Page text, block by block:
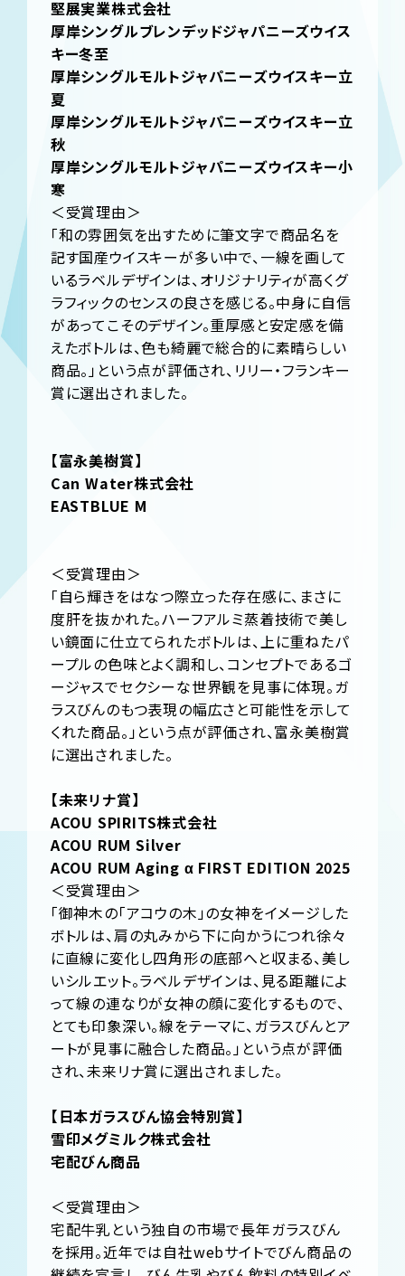
堅展実業株式会社
厚岸シングルブレンデッドジャパニーズウイス
キー冬至
厚岸シングルモルトジャパニーズウイスキー立
夏
厚岸シングルモルトジャパニーズウイスキー立
秋
厚岸シングルモルトジャパニーズウイスキー小
寒
＜受賞理由＞
「和の雰囲気を出すために筆文字で商品名を
記す国産ウイスキーが多い中で、一線を画して
いるラベルデザインは、オリジナリティが高くグ
ラフィックのセンスの良さを感じる。中身に自信
があってこそのデザイン。重厚感と安定感を備
えたボトルは、色も綺麗で総合的に素晴らしい
商品。」という点が評価され、リリー・フランキー
賞に選出されました。
【富永美樹賞】
Can Water株式会社
EASTBLUE M
＜受賞理由＞
「自ら輝きをはなつ際立った存在感に、まさに
度肝を抜かれた。ハーフアルミ蒸着技術で美し
い鏡面に仕立てられたボトルは、上に重ねたパ
ープルの色味とよく調和し、コンセプトであるゴ
ージャスでセクシーな世界観を見事に体現。ガ
ラスびんのもつ表現の幅広さと可能性を示して
くれた商品。」という点が評価され、富永美樹賞
に選出されました。
【未来リナ賞】
ACOU SPIRITS株式会社
ACOU RUM Silver
ACOU RUM Aging α FIRST EDITION 2025
＜受賞理由＞
「御神木の「アコウの木」の女神をイメージした
ボトルは、肩の丸みから下に向かうにつれ徐々
に直線に変化し四角形の底部へと収まる、美し
いシルエット。ラベルデザインは、見る距離によ
って線の連なりが女神の顔に変化するもので、
とても印象深い。線をテーマに、ガラスびんとア
ートが見事に融合した商品。」という点が評価
され、未来リナ賞に選出されました。
【日本ガラスびん協会特別賞】
雪印メグミルク株式会社
宅配びん商品
＜受賞理由＞
宅配牛乳という独自の市場で長年ガラスびん
を採用。近年では自社webサイトでびん商品の